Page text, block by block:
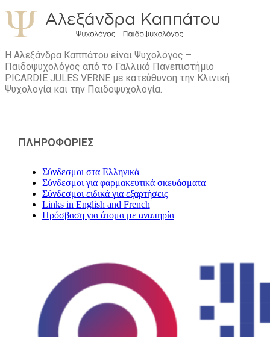
Η Αλεξάνδρα Καππάτου είναι Ψυχολόγος –
Παιδοψυχολόγος από το Γαλλικό Πανεπιστήμιο
PICARDIE JULES VERNE με κατεύθυνση την Kλινική
Ψυχολογία και την Παιδοψυχολογία.
ΠΛΗΡΟΦΟΡΙΕΣ
Σύνδεσμοι στα Ελληνικά
Σύνδεσμοι για φαρμακευτικά σκευάσματα
Σύνδεσμοι ειδικά για εξαρτήσεις
Links in English and French
Πρόσβαση για άτομα με αναπηρία